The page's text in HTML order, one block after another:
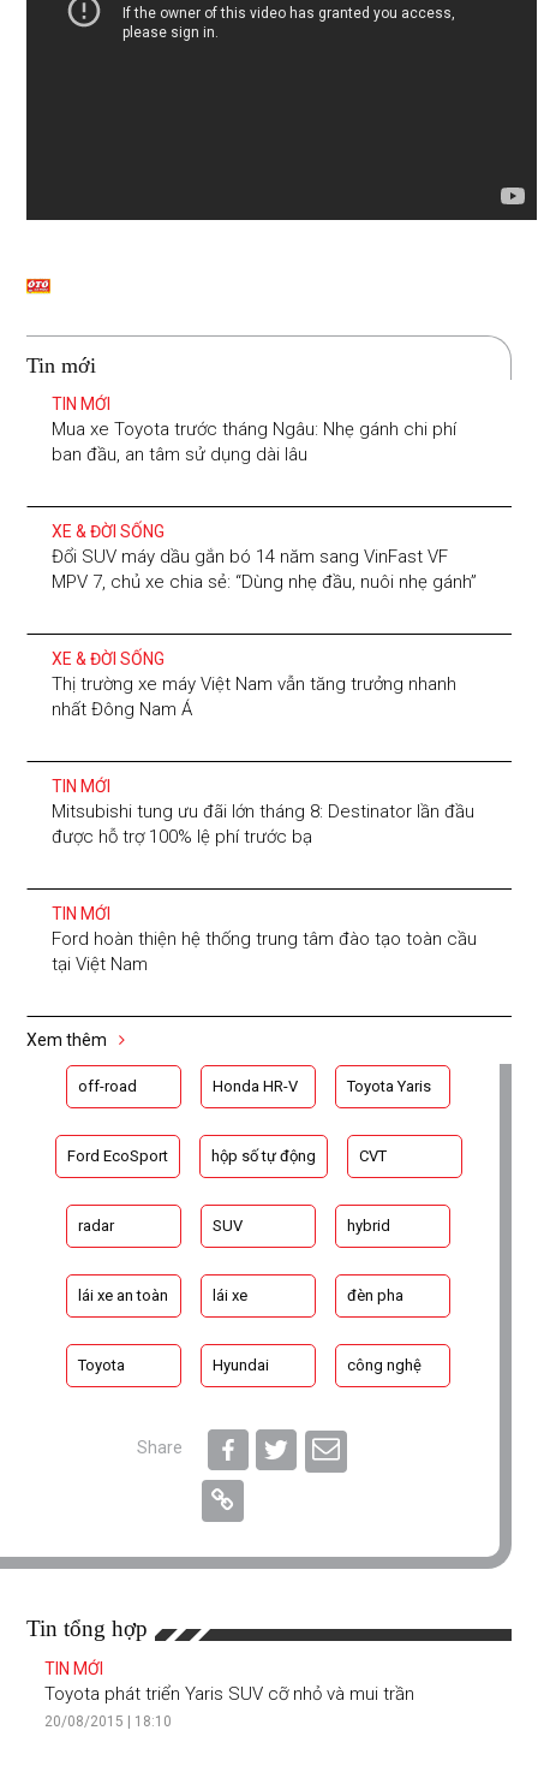
Tin mới
TIN MỚI
Mua xe Toyota trước tháng Ngâu: Nhẹ gánh chi phí
ban đầu, an tâm sử dụng dài lâu
XE & ĐỜI SỐNG
Đổi SUV máy dầu gắn bó 14 năm sang VinFast VF
MPV 7, chủ xe chia sẻ: “Dùng nhẹ đầu, nuôi nhẹ gánh”
XE & ĐỜI SỐNG
Thị trường xe máy Việt Nam vẫn tăng trưởng nhanh
nhất Đông Nam Á
TIN MỚI
Mitsubishi tung ưu đãi lớn tháng 8: Destinator lần đầu
được hỗ trợ 100% lệ phí trước bạ
TIN MỚI
Ford hoàn thiện hệ thống trung tâm đào tạo toàn cầu
tại Việt Nam
Xem thêm
off-road Honda HR-V Toyota Yaris
Ford EcoSport hộp số tự động CVT
radar SUV hybrid
lái xe an toàn lái xe đèn pha
Toyota Hyundai công nghệ
Share
Tin tổng hợp
TIN MỚI
Toyota phát triển Yaris SUV cỡ nhỏ và mui trần
20/08/2015 | 18:10